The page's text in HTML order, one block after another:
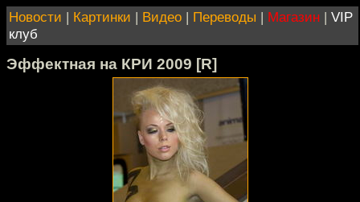
Новости | Картинки | Видео | Переводы | Магазин | VIP
клуб
Эффектная на КРИ 2009 [R]